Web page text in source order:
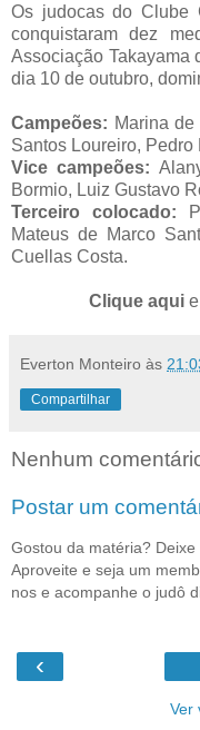
Os judocas do Clube
conquistaram dez
Associação Takayama
dia 10 de outubro,
Campeões: Marina
Santos Loureiro,
Vice campeões:
Bormio, Luiz Gustavo
Terceiro colocado:
Mateus de Marco
Cuellas Costa.
Clique aqui
Everton Monteiro às
Compartilhar
Nenhum
Postar um
Gostou da matéria?
Aproveite e seja um
nos e acompanhe o judô
‹
Ver